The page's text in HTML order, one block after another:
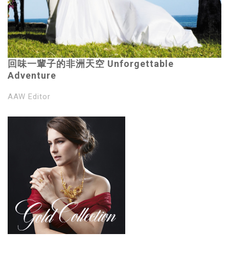
回味一輩子的非洲天空 Unforgettable
Adventure
AAW Editor